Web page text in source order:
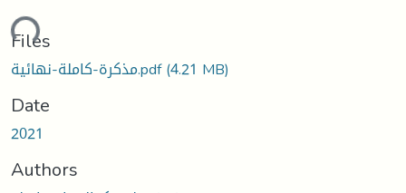
Files
مذكرة-كاملة-نهائية.pdf(4.21 MB)
Date
2021
Authors